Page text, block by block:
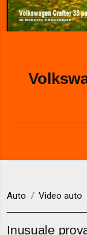
Auto Video auto
Inusuale